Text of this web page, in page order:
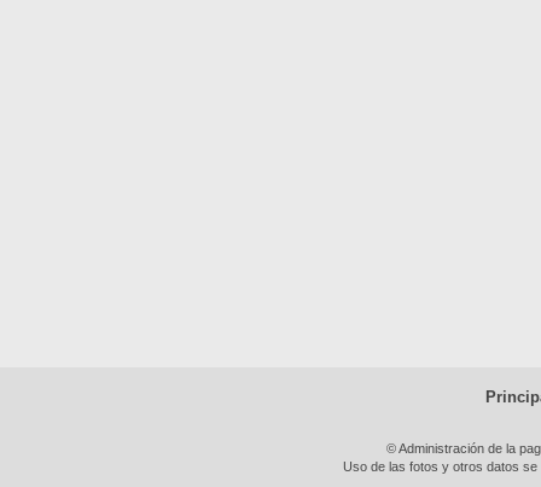
© Administración de la
Uso de las fotos y otros datos